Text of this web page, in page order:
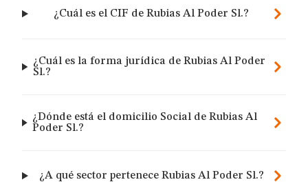
¿Cuál es el CIF de Rubias Al Poder Sl.?
¿Cuál es la forma jurídica de Rubias Al Poder
Sl.?
¿Dónde está el domicilio Social de Rubias Al
Poder Sl.?
¿A qué sector pertenece Rubias Al Poder Sl.?